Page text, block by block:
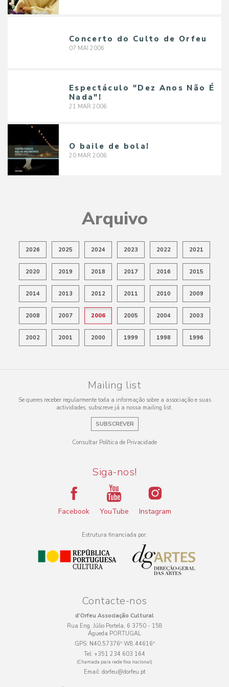
Concerto do Culto de Orfeu
07 MAI 2006
Espectáculo "Dez Anos Não É
Nada"!
21 MAR 2006
O baile de bola!
20 MAR 2006
Arquivo
2026 2025 2024 2023 2022 2021
2020 2019 2018 2017 2016 2015
2014 2013 2012 2011 2010 2009
2008 2007 2006 2005 2004 2003
2002 2001 2000 1999 1998 1996
Mailing list
Se queres receber regularmente toda a informação sobre a associação e suas
actividades, subscreve já a nossa mailing list.
SUBSCREVER
Consultar Política de Privacidade
Siga-nos!
Facebook YouTube Instagram
Estrutura financiada por:
Contacte-nos
d’Orfeu Associação Cultural
Rua Eng. Júlio Portela, 6 3750 - 158
Águeda PORTUGAL
GPS: N40.57376º W8.44616º
Tel: +351 234 603 164
(Chamada para rede fixa nacional)
Email: dorfeu@dorfeu.pt